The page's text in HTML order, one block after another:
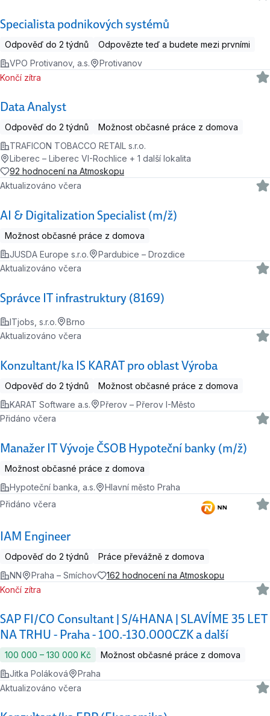
Specialista podnikových systémů
Odpověď do 2 týdnů
Odpovězte teď a budete mezi prvními
VPO Protivanov, a.s.
Protivanov
Data Analyst
Končí zítra
Odpověď do 2 týdnů
Možnost občasné práce z domova
TRAFICON TOBACCO RETAIL s.r.o.
Liberec – Liberec VI-Rochlice + 1 další lokalita
92 hodnocení na Atmoskopu
AI & Digitalization Specialist (m/ž)
Aktualizováno včera
Možnost občasné práce z domova
JUSDA Europe s.r.o.
Pardubice – Drozdice
Správce IT infrastruktury (8169)
Aktualizováno včera
ITjobs, s.r.o. Brno
Konzultant/ka IS KARAT pro oblast Výroba
Aktualizováno včera
Odpověď do 2 týdnů
Možnost občasné práce z domova
KARAT Software a.s.
Přerov – Přerov I-Město
Manažer IT Vývoje ČSOB Hypoteční banky (m/ž)
Přidáno včera
Možnost občasné práce z domova
Hypoteční banka, a.s.
Hlavní město Praha
IAM Engineer
Přidáno včera
Odpověď do 2 týdnů
Práce převážně z domova
NN
Praha – Smíchov 162 hodnocení na Atmoskopu
SAP FI/CO Consultant | S/4HANA | SLAVÍME 35 LET
NA TRHU - Praha - 100.-130.000CZK a další
Končí zítra
100 000 ‍–‍ 130 000 Kč
Možnost občasné práce z domova
Jitka Poláková
Praha
Aktualizováno včera